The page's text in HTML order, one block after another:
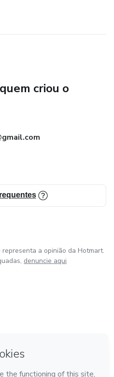
criou o
a opinião da Hotmart.
denuncie aqui